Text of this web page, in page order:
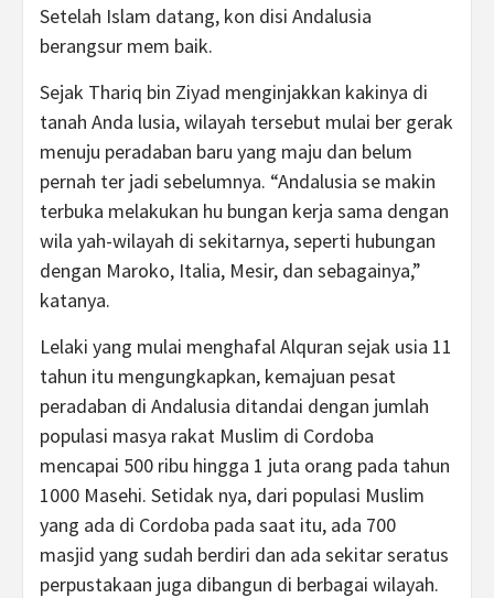
Setelah Islam datang, kon disi Andalusia
berangsur mem baik.
Sejak Thariq bin Ziyad menginjakkan kakinya di
tanah Anda lusia, wilayah tersebut mulai ber gerak
menuju peradaban baru yang maju dan belum
pernah ter jadi sebelumnya. “Andalusia se makin
terbuka melakukan hu bungan kerja sama dengan
wila yah-wilayah di sekitarnya, seperti hubungan
dengan Maroko, Italia, Mesir, dan sebagainya,”
katanya.
Lelaki yang mulai menghafal Alquran sejak usia 11
tahun itu mengungkapkan, kemajuan pesat
peradaban di Andalusia ditandai dengan jumlah
populasi masya rakat Muslim di Cordoba
mencapai 500 ribu hingga 1 juta orang pada tahun
1000 Masehi. Setidak nya, dari populasi Muslim
yang ada di Cordoba pada saat itu, ada 700
masjid yang sudah berdiri dan ada sekitar seratus
perpustakaan juga dibangun di berbagai wilayah.